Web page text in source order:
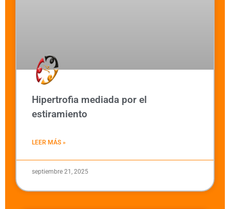
Hipertrofia mediada por el
estiramiento
LEER MÁS »
septiembre 21, 2025